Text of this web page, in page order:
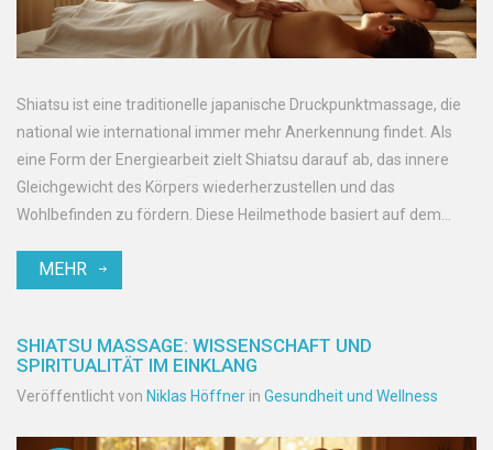
Shiatsu ist eine traditionelle japanische Druckpunktmassage, die
national wie international immer mehr Anerkennung findet. Als
eine Form der Energiearbeit zielt Shiatsu darauf ab, das innere
Gleichgewicht des Körpers wiederherzustellen und das
Wohlbefinden zu fördern. Diese Heilmethode basiert auf dem
Sie die Vorteile von Shiatsu kennen und wie es Ihr Leben positiv
MEHR
SHIATSU MASSAGE: WISSENSCHAFT UND
SPIRITUALITÄT IM EINKLANG
Veröffentlicht von Niklas Höffner in Gesundheit und Wellness